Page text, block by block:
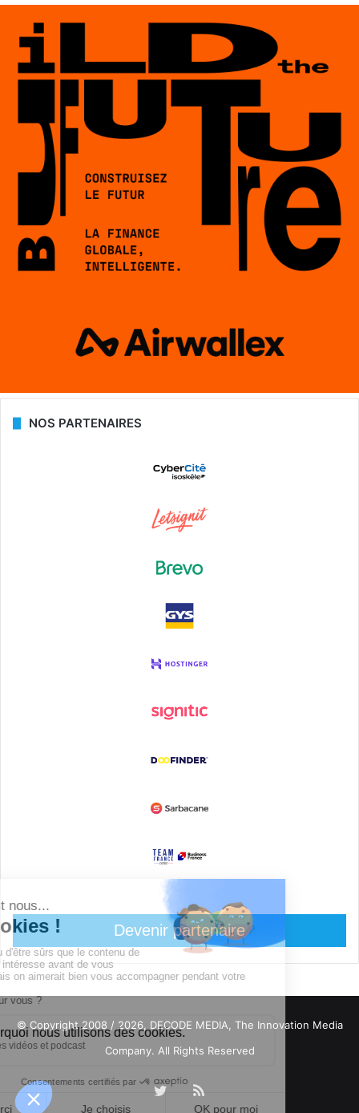
NOS PARTENAIRES
Devenir partenaire
© Copyright 2008 / 2026, DECODE MEDIA, The Innovation Media
Company. All Rights Reserved
TwitterRSS